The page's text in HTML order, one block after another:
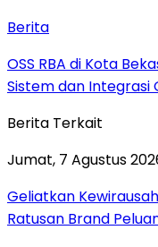
Berita
‎OSS RBA di Kota
Sistem dan Integrasi
Berita Terkait
Jumat, 7 Agustus
‎Geliatkan
Ratusan Brand